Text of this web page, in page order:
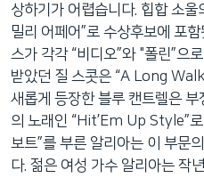
상하기가 어렵습니다. 힙합 소울
밀리 어페어”로 수상후보에 포
스가 각각 “비디오”와 "폴린”으
받았던 질 스콧은 “A Long
새롭게 등장한 블루 캔트렐은
의 노래인 “Hit’Em Up Style”
보트”를 부른 알리아는 이 부문
다. 젊은 여성 가수 알리아는 작